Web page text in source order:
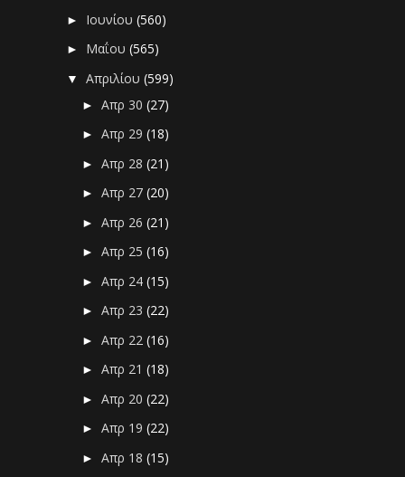
► Ιουνίου(560)
► Μαΐου(565)
▼Απριλίου(599)
►Απρ 30(27)
►Απρ 29(18)
►Απρ 28(21)
►Απρ 27(20)
►Απρ 26(21)
►Απρ 25(16)
►Απρ 24(15)
►Απρ 23(22)
►Απρ 22(16)
►Απρ 21(18)
►Απρ 20(22)
►Απρ 19(22)
►Απρ 18(15)